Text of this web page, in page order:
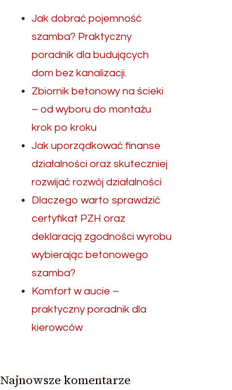
Jak dobrać pojemność
szamba? Praktyczny
poradnik dla budujących
dom bez kanalizacji.
Zbiornik betonowy na ścieki
– od wyboru do montażu
krok po kroku
Jak uporządkować finanse
działalności oraz skuteczniej
rozwijać rozwój działalności
Dlaczego warto sprawdzić
certyfikat PZH oraz
deklaracją zgodności wyrobu
wybierając betonowego
szamba?
Komfort w aucie –
praktyczny poradnik dla
kierowców
Najnowsze komentarze